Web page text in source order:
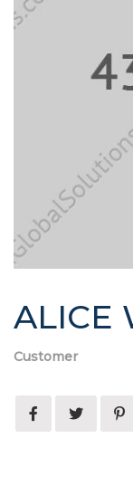
ALICE
Customer